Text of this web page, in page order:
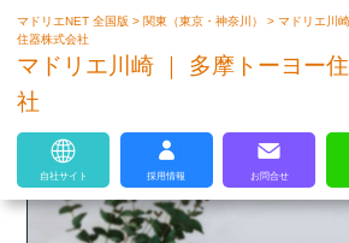
マドリエはLIXILの厳しい基準を
マドリエNET 全国版> 関東（東京・神奈川）>マドリエ川
住器株式会社
マドリエ川崎 ｜ 多摩トーヨー
社
自社サイト 採用情報 お問合せ